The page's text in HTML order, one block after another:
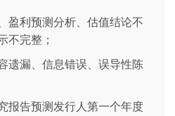
盈利预测分析、估值结论不
不完整；
遗漏、信息错误、误导性陈
报告预测发行人第一个年度